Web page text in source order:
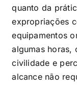
quanto da
expropriações
equipamentos
algumas horas,
civilidade e
alcance não